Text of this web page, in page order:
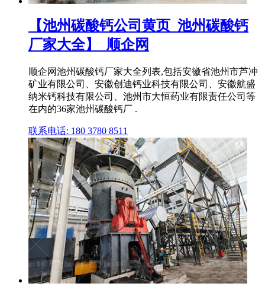
【池州碳酸钙公司黄页_池州碳酸钙
厂家大全】_顺企网
顺企网池州碳酸钙厂家大全列表,包括安徽省池州市芦冲
矿业有限公司、安徽创迪钙业科技有限公司、安徽航盛
纳米钙科技有限公司、池州市大恒药业有限责任公司等
在内的36家池州碳酸钙厂 .
联系电话: 180 3780 8511